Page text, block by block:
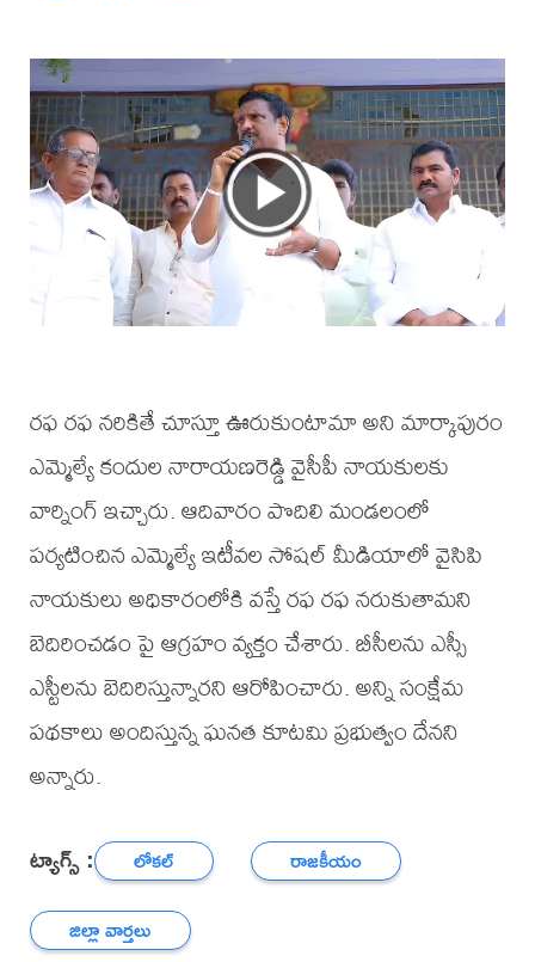
రఫ రఫ నరికితే చూస్తూ ఊరుకుంటామా అని మార్కాపురం
ఎమ్మెల్యే కందుల నారాయణరెడ్డి వైసీపీ నాయకులకు
వార్నింగ్ ఇచ్చారు. ఆదివారం పొదిలి మండలంలో
పర్యటించిన ఎమ్మెల్యే ఇటీవల సోషల్ మీడియాలో వైసిపి
నాయకులు అధికారంలోకి వస్తే రఫ రఫ నరుకుతామని
బెదిరించడం పై ఆగ్రహం వ్యక్తం చేశారు. బీసీలను ఎస్సీ
ఎస్టీలను బెదిరిస్తున్నారని ఆరోపించారు. అన్ని సంక్షేమ
పథకాలు అందిస్తున్న ఘనత కూటమి ప్రభుత్వం దేనని
అన్నారు.
ట్యాగ్స్ : లోకల్
రాజకీయం
జిల్లా వార్తలు